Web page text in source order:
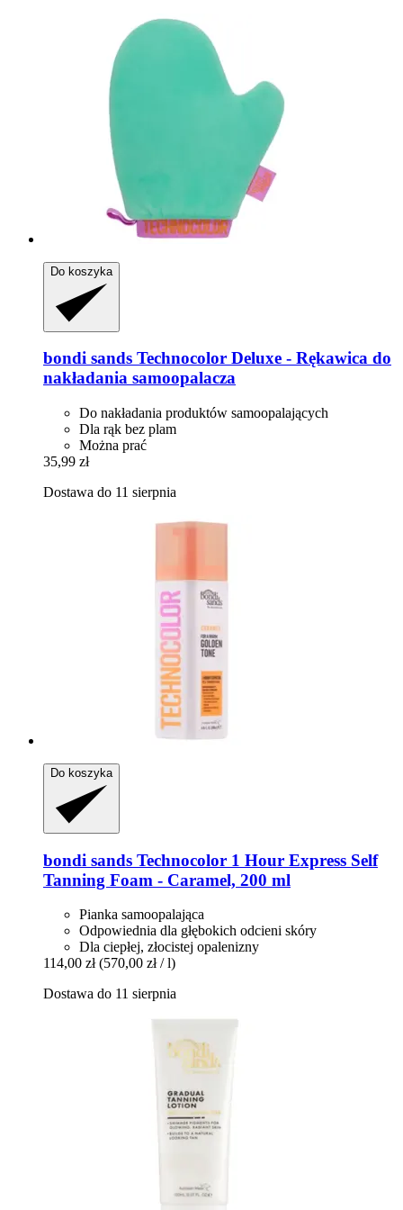
Do koszyka
bondi sands Technocolor Deluxe -​ Rękawica do
nakładania samoopalacza
Do nakładania produktów samoopalających
Dla rąk bez plam
Można prać
35,99 zł
Dostawa do 11 sierpnia
Do koszyka
bondi sands Technocolor 1 Hour Express Self
Tanning Foam -​ Caramel, 200 ml
Pianka samoopalająca
Odpowiednia dla głębokich odcieni skóry
Dla ciepłej, złocistej opalenizny
114,00 zł (570,00 zł / l)
Dostawa do 11 sierpnia